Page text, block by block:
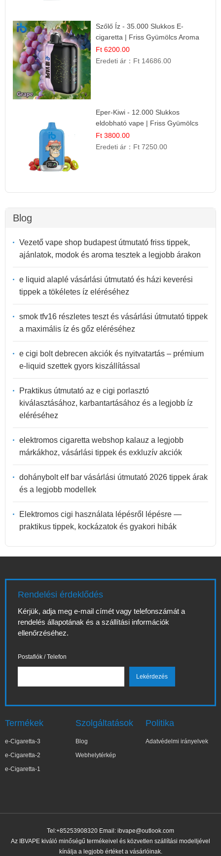
Szőlő Íz - 35.000 Slukkos E-
cigaretta | Friss Gyümölcs Aroma
Ft 6200.00
Eredeti ár： Ft 14686.00
Eper-Kiwi - 12.000 Slukkos
eldobható vape | Friss Gyümölcs
Kombináció
Ft 3800.00
Eredeti ár： Ft 7250.00
Blog
Vezető vape shop budapest útmutató friss tippek,
ajánlatok, modok és aroma tesztek a legjobb árakon
e liquid alaplé vásárlási útmutató és házi keverési
tippek a tökéletes íz eléréséhez
smok tfv16 részletes teszt és vásárlási útmutató tippek
a maximális íz és gőz eléréséhez
e cigi bolt debrecen akciók és nyitvatartás – prémium
e-liquid szettek gyors kiszállítással
Praktikus útmutató az e cigi porlasztó
kiválasztásához, karbantartásához és a legjobb íz
eléréséhez
elektromos cigaretta webshop kalauz a legjobb
márkákhoz, vásárlási tippek és exkluzív akciók
dohánybolt elf bar vásárlási útmutató 2026 tippek árak
és a legjobb modellek
Elektromos cigi használata lépésről lépésre —
praktikus tippek, kockázatok és gyakori hibák
Rendelési érdeklődés
Kérjük, adja meg e-mail címét vagy telefonszámát a
rendelés állapotának és a szállítási információk
ellenőrzéséhez.
Postafiók / Telefon
Termékek
e-Cigaretta-3
e-Cigaretta-2
e-Cigaretta-1
Szolgáltatások
Blog
Webhelytérkép
Politika
Adatvédelmi irányelvek
Tel:+85253908320 Email: ibvape@outlook.com
Az IBVAPE kiváló minőségű termékeivel és közvetlen szállítási modelljével
kínálja a legjobb értéket a vásárlóinak.